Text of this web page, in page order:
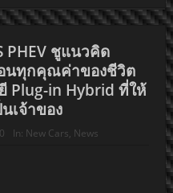
PHEV ชูแนวคิด
อนทุกคุณค่าของชีวิต
Plug-in Hybrid ที่ให้
เจ้าของ
In: New Cars, News